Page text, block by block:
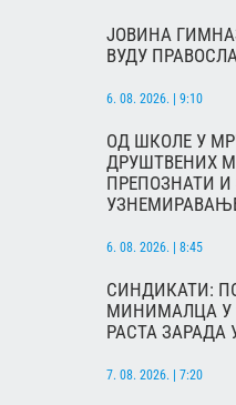
ЈОВИНА
ВУДУ
6. 08. 2026. | 9:10
ОД ШКОЛЕ У
ДРУШТВЕНИХ
ПРЕПОЗНАТИ
6. 08. 2026. | 8:45
СИНДИКАТИ:
МИНИМАЛЦА У
РАСТА ЗАРАДА
7. 08. 2026. | 7:20